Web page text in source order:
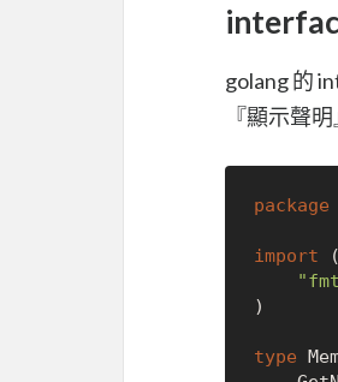
golang 的
『顯示聲
package
import (
)
type